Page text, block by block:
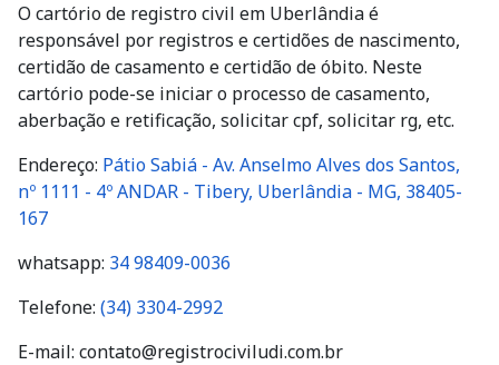
O cartório de registro civil em Uberlândia é
responsável por registros e certidões de nascimento,
certidão de casamento e certidão de óbito. Neste
cartório pode-se iniciar o processo de casamento,
aberbação e retificação, solicitar cpf, solicitar rg, etc.
Endereço: Pátio Sabiá - Av. Anselmo Alves dos Santos,
nº 1111 - 4º ANDAR - Tibery, Uberlândia - MG, 38405-
167
whatsapp: 34 98409-0036
Telefone: (34) 3304-2992
E-mail: contato@registrociviludi.com.br